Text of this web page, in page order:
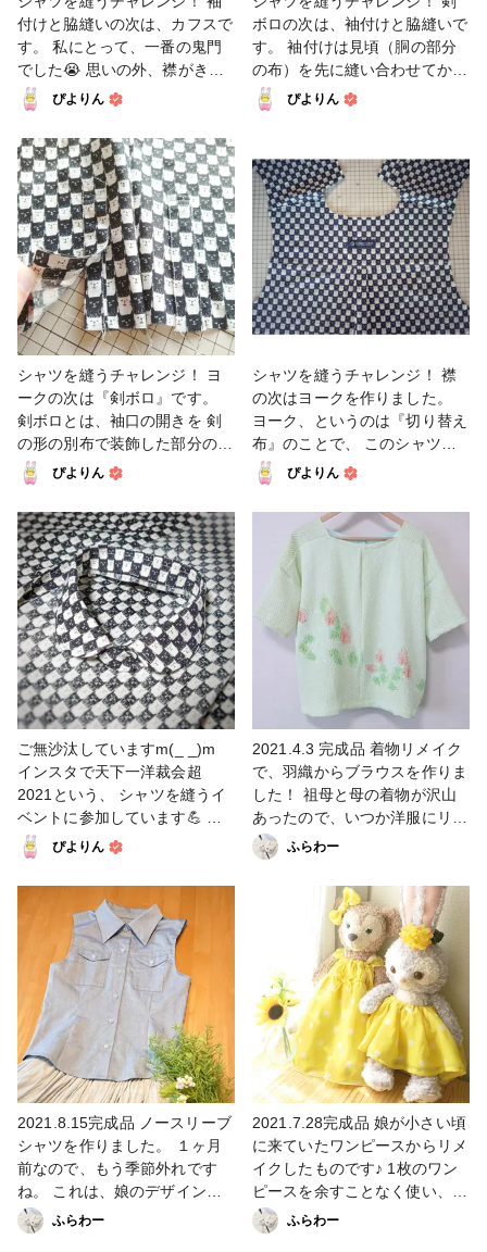
る人それぞれの工夫があります
💡 失敗したときのリカバーも
それぞれで…（笑） 洋裁に限
らずハンドメイドは、だから楽
しいんですよね🤭 #ファッショ
ャツ #洋裁 #1日1投稿部 #ファ
ンれぽ_大塚屋ネットショップ
#ファンれぽ_Tokaiグループ #
ファンれぽ_シュゲール #ソー
イング
ました🌀 布が９枚重なる部分
なので、そりゃそうですよね
😂 一旦解いてから、厚地用の
針に替えて縫い直し、ひとまず
完了です。 職業用ミシンがほ
裁 #1日1投稿部 #ファンれぽ_
大塚屋ネットショップ #ファン
れぽ_Tokaiグループ #ファンれ
ぽ_シュゲール #ソーイング
付けと脇縫いの次は、カフスで
す。 私にとって、一番の鬼門
でした😭 思いの外、襟がきれ
いにできたので、 油断してい
たら… 裏カフスにシワが寄っ
てしまいました🤣 縫い目が表
に出ないように裏側に1mmず
らすのですが、 その時に生地
が伸びてしまったのか、 もし
くは裁断のときからずれてしま
っていたのか💦 修正する根気
が足りないので、 次回に活か
します…😅 #ファッション #レ
ディースコンフォートシャツ #
洋裁 #1日1投稿部 #ファンれぽ
_大塚屋ネットショップ #ファ
ンれぽ_Tokaiグループ #ファン
れぽ_シュゲール #ソーイング
ぴよりん
ボロの次は、袖付けと脇縫いで
す。 袖付けは見頃（胴の部分
の布）を先に縫い合わせてから
袖を付けるやり方と、 見頃と
袖を縫い合わせてから、 袖の
がありますが、 このシャツの
レシピは後者です。 肩の線は
折り伏せ縫いという、 片側の
縫い代で包んでステッチで縫い
留める方法です。 脇の線は袋
縫い、 外表に縫ってから裏返
して中表に縫います。 どちら
も布端が内側に隠れるので見た
だと家庭用ミシンはパワー負け
してしまいますが、 今回はな
んとか乗り切りました😂 洋裁
に限らずですが、 ハンドメイ
ドは色々なやり方があって、
どれも一長一短で、正解不正解
いが大好きですが、 もしロッ
クミシンを持っていたら、 迷
わず端処理に使うと思われます
（笑） インスタの天下一イベ
ントではたくさんの方の様々な
縫い方を拝見できて、とても勉
強になっています💡 #ファッシ
ァンれぽ_大塚屋ネットショッ
プ #ファンれぽ_Tokaiグループ
#ファンれぽ_シュゲール #ソー
イング
ぴよりん
シャツを縫うチャレンジ！ ヨ
ークの次は『剣ボロ』です。
剣ボロとは、袖口の開きを 剣
の形の別布で装飾した部分のこ
とです。 工程が多くて神経を
使いますが、 特にメンズのシ
ャツによく見られるパーツで
す。 ユニクロのシャツにもあ
ります🙆 外国の縫製工場の
方々はすごい技術を持ってるな
あ〜と 変なところに感心して
しまいます😂 布が重なる部分
はズレやすいので、 布用のり
を活用しながら ゆっくり丁寧
に縫い進めました。 #ファッシ
ョン #コンフォートレディース
シャツ #洋裁 #1日1投稿部 #フ
ァンれぽ_大塚屋ネットショッ
プ #ファンれぽ_Tokaiグループ
#ファンれぽ_シュゲール #ソー
イング
ぴよりん
シャツを縫うチャレンジ！ 襟
の次はヨークを作りました。
ヨーク、というのは『切り替え
布』のことで、 このシャツの
場合だと肩から背中にかけての
部分です。 この部分だけ、表
と裏の２枚重ねになっています
地）とヨーク、後ろ身頃が 繋
がりました🎶 後ろ身頃にはセ
ンタータック（折り目）が入っ
ています。 ご紹介が遅れまし
たが、このシャツの型紙は オ
ンラインの型紙屋さん・パター
ンレーベルさんで 購入したも
のです。 洋服を縫うのはちょ
っとハードルが高いな…という
方でも、 とてもわかりやすい
仕様書を付けてくだいますので
楽しくソーイングできますよ〜
😆 #ファッション #レディース
コンフォートシャツ #洋裁 #1
ネットショップ #ファンれぽ
_Tokaiグループ #ファンれぽ_
シュゲール #ソーイング
ぴよりん
ご無沙汰していますm(_ _)m
インスタで天下一洋裁会超
2021という、 シャツを縫うイ
ベントに参加しています💪 ま
ずは襟を作りました👚 11月10
日から毎日お題に沿ったパーツ
を縫っていき、 21日に完成予
定です🙆 白と黒の猫柄生地
は、パンドラハウスさんの セ
ール生地の中に見つけたもので
す🤭 目がチカチカしますが…
😅 完成までがんばります😼 #
ファッション #コンフォートレ
ディースシャツ #洋裁 #ファン
れぽ_大塚屋ネットショップ #
ファンれぽ_Tokaiグループ #フ
ァンれぽ_シュゲール #ソーイ
ング
ぴよりん
2021.4.3 完成品 着物リメイク
で、羽織からブラウスを作りま
した！ 祖母と母の着物が沢山
あったので、いつか洋服にリメ
イクしたいと思っていたんです
♪ 松下純子さんの「型紙いらず
の浴衣リメイク」を参考にさせ
ていただきました。 絞りでミ
シンは生地が伸びやすく、そで
と裾はまつり縫いで仕上げまし
た。 涼しくて、この夏は大活
躍でした😊 まだある着物をま
たリメイクしたいと思っていま
す😆 #着物リメイク #ソーイン
グ #洋裁 #洋服 #大人服
ふらわー
2021.8.15完成品 ノースリーブ
シャツを作りました。 １ヶ月
前なので、もう季節外れです
ね。 これは、娘のデザインし
た服を作ろうと試作で作ったも
のです。試作だけど普段でも着
ふらわー
2021.7.28完成品 娘が小さい頃
に来ていたワンピースからリメ
イクしたものです♪ 1枚のワン
ピースを余すことなく使い、シ
ェリーメイちゃんのリボンと
服、ステラ・ルーちゃんの服に
ふらわー